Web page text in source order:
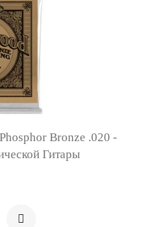
Bronze .020 -
Гитары